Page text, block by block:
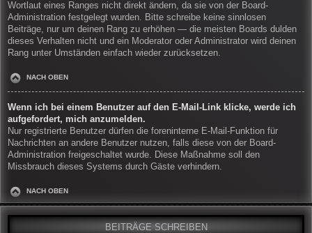
Wortlaut eines Ranges nicht direkt ändern, da sie von der Board-
Administration festgelegt wurden. Bitte schreibe keine sinnlosen
Beiträge, nur um deinen Rang zu erhöhen — die meisten Boards dulden
dieses Verhalten nicht und ein Moderator oder Administrator wird deinen
Rang unter Umständen einfach wieder zurücksetzen.
NACH OBEN
Wenn ich bei einem Benutzer auf den E-Mail-Link klicke, werde ich
aufgefordert, mich anzumelden.
Nur registrierte Benutzer dürfen die foreninterne E-Mail-Funktion für
Nachrichten an andere Benutzer nutzen, falls diese von der Board-
Administration freigeschaltet wurde. Diese Maßnahme soll den
Missbrauch dieses Systems durch Gäste verhindern.
NACH OBEN
BEITRÄGE SCHREIBEN